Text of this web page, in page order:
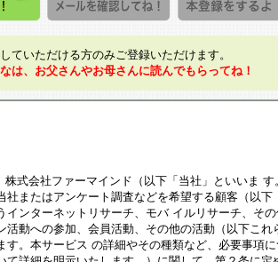
ていただける方のみご登録いただけます。
は、お父さんやお母さんに読んでもらってね！
株式会社ファーマインド（以下「当社」といいま
社またはアンケート調査などを希望する顧客（以下
インターネットリサーチ、モバ イルリサーチ、その
活動への参加、会員活動、その他の活動（以下これ
す。本サービス の詳細やその種類など、必要事項